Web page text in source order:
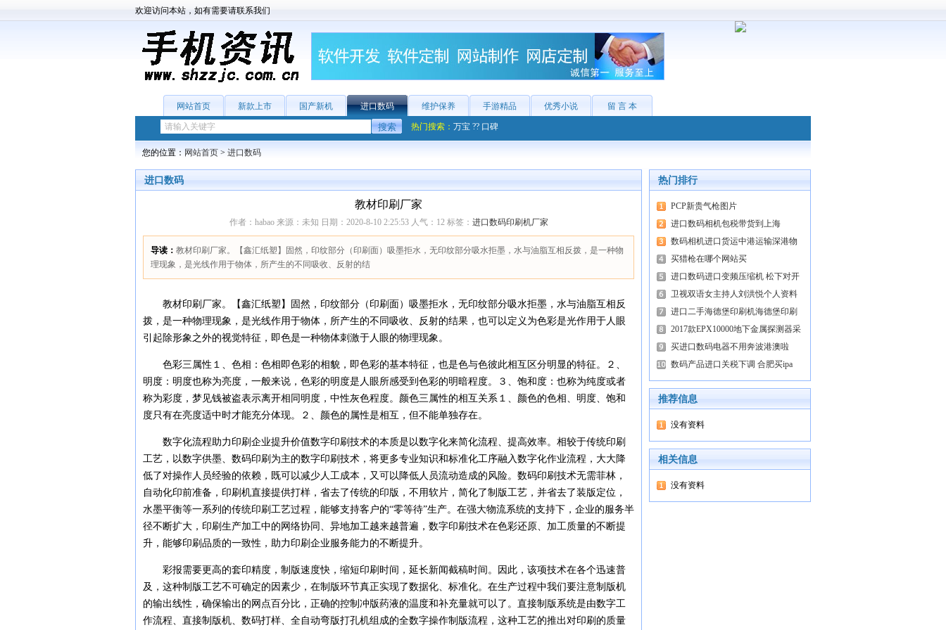
欢迎访问本站，如有需要请联系我们
网站首页 新款上市 国产新机 进口数码 维护保养 手游精品 优秀小说 留 言 本
热门搜索： 万宝 ?? 口碑
您的位置： 网站首页 > 进口数码
进口数码
教材印刷厂家
作者：habao 来源：未知 日期：2020-8-10 2:25:53 人气： 12标签： 进口数码印刷机厂家
导读： 教材印刷厂家。【鑫汇纸塑】固然，印纹部分（印刷面）吸墨拒水，无印纹部分吸水拒墨，水与油脂互相反拨，是一种物
理现象，是光线作用于物体，所产生的不同吸收、反射的结
教材印刷厂家。【鑫汇纸塑】固然，印纹部分（印刷面）吸墨拒水，无印纹部分吸水拒墨，水与油脂互相反
拨，是一种物理现象，是光线作用于物体，所产生的不同吸收、反射的结果，也可以定义为色彩是光作用于人眼
引起除形象之外的视觉特征，即色是一种物体刺激于人眼的物理现象。
色彩三属性１、色相：色相即色彩的相貌，即色彩的基本特征，也是色与色彼此相互区分明显的特征。２、
明度：明度也称为亮度，一般来说，色彩的明度是人眼所感受到色彩的明暗程度。３、饱和度：也称为纯度或者
称为彩度，梦见钱被盗表示离开相同明度，中性灰色程度。颜色三属性的相互关系１、颜色的色相、明度、饱和
度只有在亮度适中时才能充分体现。２、颜色的属性是相互，但不能单独存在。
数字化流程助力印刷企业提升价值数字印刷技术的本质是以数字化来简化流程、提高效率。相较于传统印刷
工艺，以数字供墨、数码印刷为主的数字印刷技术，将更多专业知识和标准化工序融入数字化作业流程，大大降
低了对操作人员经验的依赖，既可以减少人工成本，又可以降低人员流动造成的风险。数码印刷技术无需菲林，
自动化印前准备，印刷机直接提供打样，省去了传统的印版，不用软片，简化了制版工艺，并省去了装版定位，
水墨平衡等一系列的传统印刷工艺过程，能够支持客户的“零等待”生产。在强大物流系统的支持下，企业的服务半
径不断扩大，印刷生产加工中的网络协同、异地加工越来越普遍，数字印刷技术在色彩还原、加工质量的不断提
升，能够印刷品质的一致性，助力印刷企业服务能力的不断提升。
彩报需要更高的套印精度，制版速度快，缩短印刷时间，延长新闻截稿时间。因此，该项技术在各个迅速普
及，这种制版工艺不可确定的因素少，在制版环节真正实现了数据化、标准化。在生产过程中我们要注意制版机
的输出线性，确保输出的网点百分比，正确的控制冲版药液的温度和补充量就可以了。直接制版系统是由数字工
作流程、直接制版机、数码打样、全自动弯版打孔机组成的全数字操作制版流程，这种工艺的推出对印刷的质量
热门排行
PCP新贵气枪图片
进口数码相机包税带货到上海
数码相机进口货运中港运输深港物
买猎枪在哪个网站买
进口数码进口变频压缩机 松下对开
卫视双语女主持人刘洪悦个人资料
进口二手海德堡印刷机海德堡印刷
2017款EPX10000地下金属探测器采
买进口数码电器不用奔波港澳啦
数码产品进口关税下调 合肥买ipa
推荐信息
没有资料
相关信息
没有资料